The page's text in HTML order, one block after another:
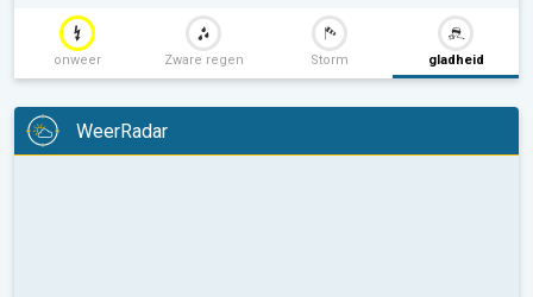
onweer Zware regen Storm gladheid
WeerRadar